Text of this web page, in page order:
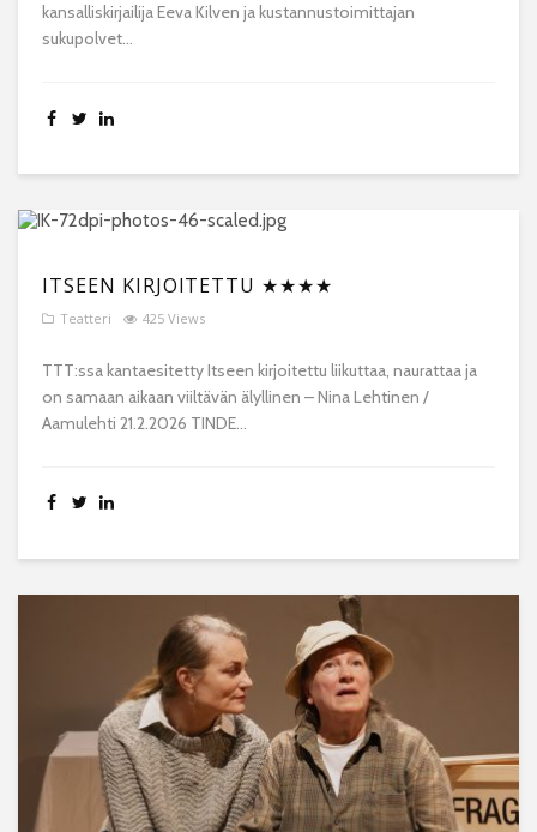
kansalliskirjailija Eeva Kilven ja kustannustoimittajan
sukupolvet...
ITSEEN KIRJOITETTU ★★★★
Teatteri 425 Views
TTT:ssa kantaesitetty Itseen kirjoitettu liikuttaa, naurattaa ja
on samaan aikaan viiltävän älyllinen – Nina Lehtinen /
Aamulehti 21.2.2026 TINDE...